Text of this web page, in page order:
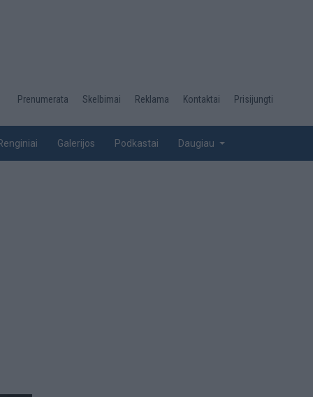
Desktop
top
Prenumerata Skelbimai Reklama Kontaktai Prisijungti
Galerijos Podkastai Daugiau